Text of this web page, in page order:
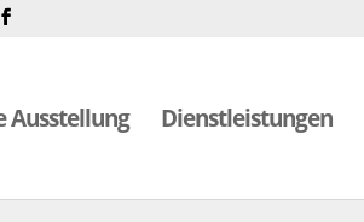
Ausstellung Dienstleistungen